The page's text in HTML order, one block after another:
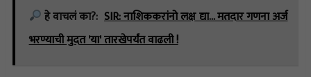
हे वाचलं का?: SIR: नाशिककरांनो लक्ष द्या... मतदार गणना अर्ज
भरण्याची मुदत 'या' तारखेपर्यंत वाढली !